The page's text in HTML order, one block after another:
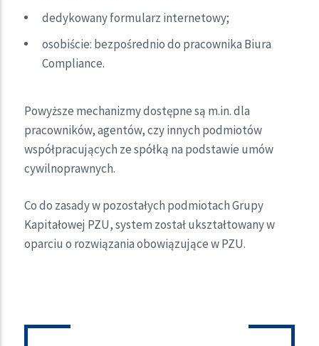
dedykowany formularz internetowy;
osobiście: bezpośrednio do pracownika Biura
Compliance.
Powyższe mechanizmy dostępne są m.in. dla
pracowników, agentów, czy innych podmiotów
współpracujących ze spółką na podstawie umów
cywilnoprawnych.
Co do zasady w pozostałych podmiotach Grupy
Kapitałowej PZU, system został ukształtowany w
oparciu o rozwiązania obowiązujące w PZU.